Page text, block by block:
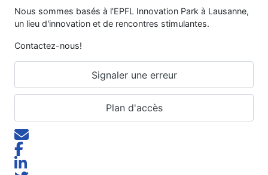
Nous sommes basés à l'EPFL Innovation Park à Lausanne,
un lieu d'innovation et de rencontres stimulantes.
Contactez-nous!
Signaler une erreur
Plan d'accès